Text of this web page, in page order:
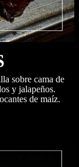
sobre cama de
y jalapeños.
de maíz.